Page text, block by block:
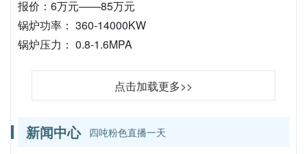
报价：6万元——85万元
锅炉功率： 360-14000KW
锅炉压力： 0.8-1.6MPA
点击加载更多>>
新闻中心 四吨粉色直播一天